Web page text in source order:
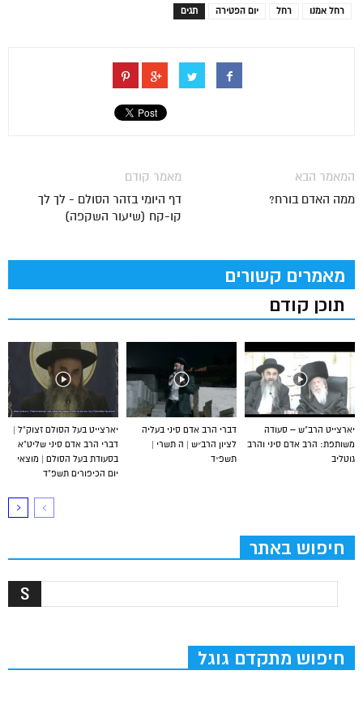
תגים יום הפטירה רחל רחל אמנו
מאמר קודם
דף היומי בזהר הסולם - לך לך
קו-קח (שיעור השקפה)
המאמר הבא
ממה האדם בורח?
מאמרים קשורים
תוכן קודם
יארצייט בעל הסולם זצוק”ל |
דברי הרב אדם סיני שליט”א
בסעודת בעל הסולם | מוצאי
יום הכיפורים תשפ”ד
דברי הרב אדם סיני בעליה
לציון הרב״ש | ה תשרי |
תשפ״ד
יארצייט הרב”ש – סעודה
משותפת: הרב אדם סיני והרב
גוטליב
חיפוש באתר
חיפוש מתקדם גוגל